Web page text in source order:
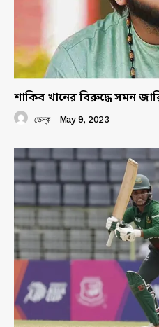
শাকিব খানের বিরুদ্ধে সমন
ডেস্ক - May 9, 2023